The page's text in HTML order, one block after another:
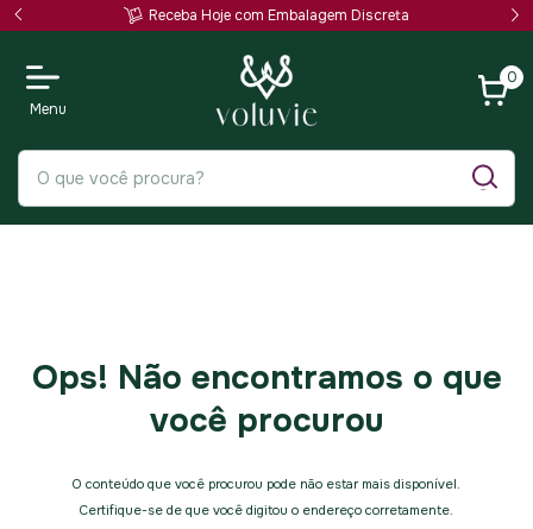
Receba Hoje com Embalagem Discreta
0
Ops! Não encontramos o que
você procurou
O conteúdo que você procurou pode não estar mais disponível.
Certifique-se de que você digitou o endereço corretamente.